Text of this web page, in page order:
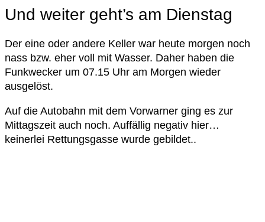
Und weiter geht’s am Dienstag
Der eine oder andere Keller war heute morgen noch
nass bzw. eher voll mit Wasser. Daher haben die
Funkwecker um 07.15 Uhr am Morgen wieder
ausgelöst.
Auf die Autobahn mit dem Vorwarner ging es zur
Mittagszeit auch noch. Auffällig negativ hier…
keinerlei Rettungsgasse wurde gebildet..